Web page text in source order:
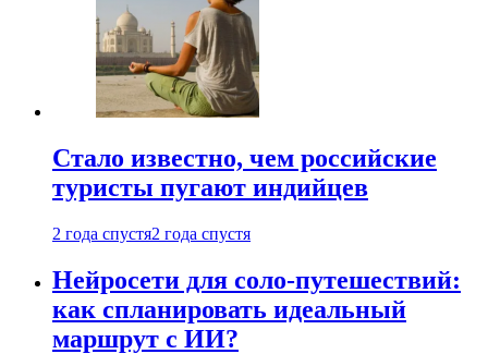
Стало известно, чем российские
туристы пугают индийцев
2 года спустя2 года спустя
Нейросети для соло-путешествий:
как спланировать идеальный
маршрут с ИИ?